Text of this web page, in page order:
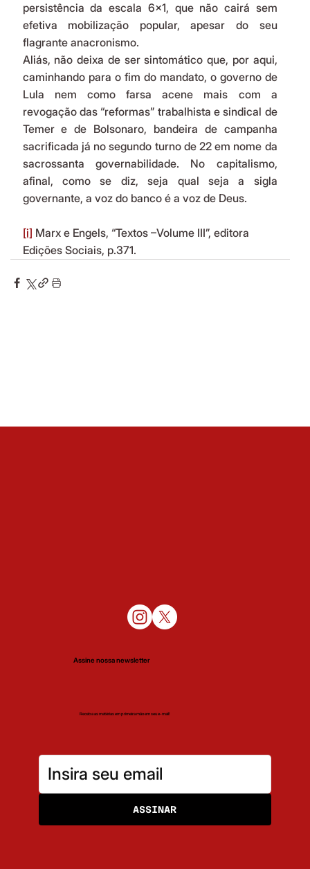
persistência da escala 6x1, que não cairá sem
efetiva mobilização popular, apesar do seu
flagrante anacronismo.
Aliás, não deixa de ser sintomático que, por aqui,
caminhando para o fim do mandato, o governo de
Lula nem como farsa acene mais com a
revogação das “reformas” trabalhista e sindical de
Temer e de Bolsonaro, bandeira de campanha
sacrificada já no segundo turno de 22 em nome da
sacrossanta governabilidade. No capitalismo,
afinal, como se diz, seja qual seja a sigla
governante, a voz do banco é a voz de Deus.
[i] Marx e Engels, “Textos –Volume III”, editora
Edições Sociais, p.371.
Assine nossa newsletter
Receba as matérias em primeira mão em seu e-mail!
ASSINAR